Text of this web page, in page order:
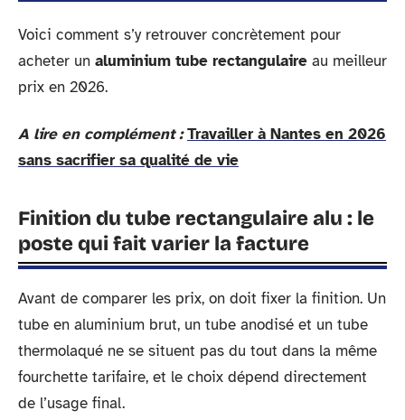
Voici comment s’y retrouver concrètement pour
acheter un aluminium tube rectangulaire au meilleur
prix en 2026.
A lire en complément : Travailler à Nantes en 2026
sans sacrifier sa qualité de vie
Finition du tube rectangulaire alu : le
poste qui fait varier la facture
Avant de comparer les prix, on doit fixer la finition. Un
tube en aluminium brut, un tube anodisé et un tube
thermolaqué ne se situent pas du tout dans la même
fourchette tarifaire, et le choix dépend directement
de l’usage final.